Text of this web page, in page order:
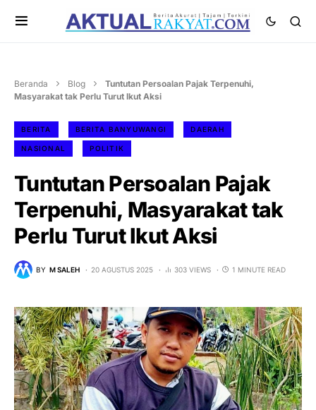
Beranda Blog
Tuntutan Persoalan Pajak Terpenuhi,
Masyarakat tak Perlu Turut Ikut Aksi
BERITA BERITA BANYUWANGI DAERAH
NASIONAL POLITIK
Tuntutan Persoalan Pajak
Terpenuhi, Masyarakat tak
Perlu Turut Ikut Aksi
BY M SALEH 20 AGUSTUS 2025 303 VIEWS 1 MINUTE READ